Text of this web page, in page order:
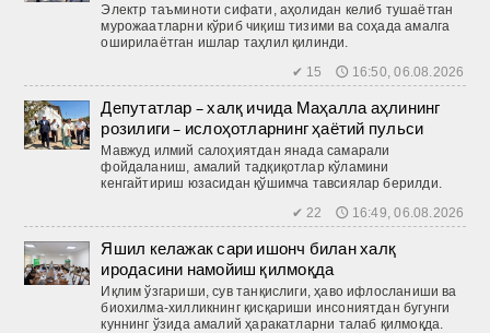
Электр таъминоти сифати, аҳолидан келиб тушаётган
мурожаатларни кўриб чиқиш тизими ва соҳада амалга
оширилаётган ишлар таҳлил қилинди.
✔ 15 🕔 16:50, 06.08.2026
Депутатлар – халқ ичида Маҳалла аҳлининг
розилиги – ислоҳотларнинг ҳаётий пульси
Мавжуд илмий салоҳиятдан янада самарали
фойдаланиш, амалий тадқиқотлар кўламини
кенгайтириш юзасидан қўшимча тавсиялар берилди.
✔ 22 🕔 16:49, 06.08.2026
Яшил келажак сари ишонч билан халқ
иродасини намойиш қилмоқда
Иқлим ўзгариши, сув танқислиги, ҳаво ифлосланиши ва
биохилма-хилликнинг қисқариши инсониятдан бугунги
куннинг ўзида амалий ҳаракатларни талаб қилмоқда.